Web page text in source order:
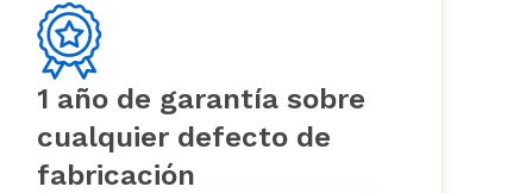
1 año de garantía sobre
cualquier defecto de
fabricación